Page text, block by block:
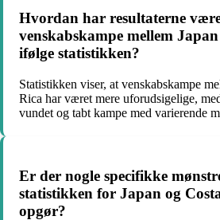
Hvordan har resultaterne
venskabskampe mellem
ifølge statistikken?
Statistikken viser, at venskabskampe
Rica har været mere uforudsigelige,
vundet og tabt kampe med varierende
Er der nogle specifikke
statistikken for Japan og
opgør?